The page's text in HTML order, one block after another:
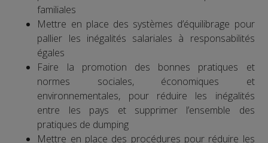
familiales
Mettre en place des systèmes d’équilibrage pour
pallier les inégalités salariales à responsabilités
égales
Faire la promotion des bonnes pratiques et
normes sociales, économiques et
environnementales, pour réduire les inégalités
entre les pays et supprimer l’ensemble des
pratiques de dumping
Mettre en place des procédures pour réduire les